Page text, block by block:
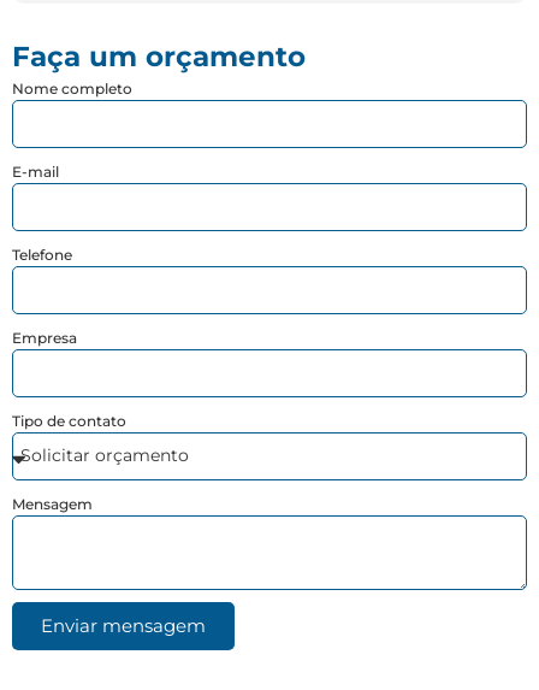
Faça um orçamento
Nome completo
E-mail
Telefone
Empresa
Tipo de contato
Mensagem
Enviar mensagem